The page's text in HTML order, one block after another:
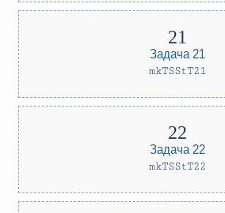
Задача 21
mkTSStT21
Задача 22
mkTSStT22